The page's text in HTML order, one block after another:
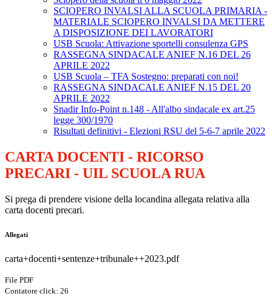
SCIOPERO INVALSI ALLA SCUOLA PRIMARIA -
MATERIALE SCIOPERO INVALSI DA METTERE
A DISPOSIZIONE DEI LAVORATORI
USB Scuola: Attivazione sportelli consulenza GPS
RASSEGNA SINDACALE ANIEF N.16 DEL 26
APRILE 2022
USB Scuola – TFA Sostegno: preparati con noi!
RASSEGNA SINDACALE ANIEF N.15 DEL 20
APRILE 2022
Snadir Info-Point n.148 - All'albo sindacale ex art.25
legge 300/1970
Risultati definitivi - Elezioni RSU del 5-6-7 aprile 2022
CARTA DOCENTI - RICORSO
PRECARI - UIL SCUOLA RUA
Si prega di prendere visione della locandina allegata relativa alla
carta docenti precari.
Allegati
carta+docenti+sentenze+tribunale++2023.pdf
File PDF
Contatore click: 26